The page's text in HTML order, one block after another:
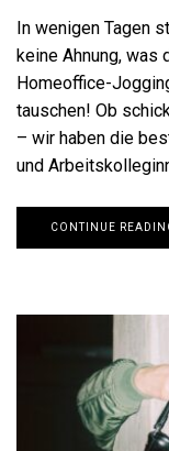
In wenigen Tagen
keine Ahnung, was
Homeoffice-
tauschen! Ob
– wir haben die
und
CONTINUE